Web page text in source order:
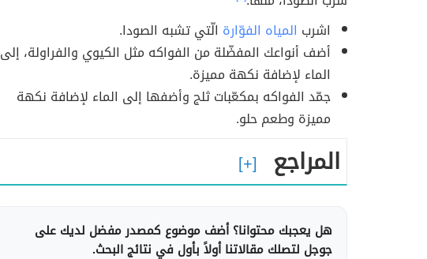
اشرب المياه الفوّارة الّتي تشبه الصودا.
أضف أنواعك المفضّلة من الفواكه مثل الكيوي والفراولة، إلى
الماء لإضافة نكهة مميزة.
جمّد الفواكه بمكعّبات ثلج وأضفها إلى الماء لإضافة نكهة
مميزة وطعم حلو.
المراجع
هل يعجبك محتوانا؟ أضف موضوع كمصدر مفضل لديك على
جوجل لتصلك مقالاتنا أولاً بأول في نتائج البحث.